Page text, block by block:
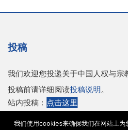
投稿
我们欢迎您投递关于中国人权与宗
投稿前请详细阅读投稿说明。
站内投稿： 点击这里
我们使用cookies来确保我们在网站上为